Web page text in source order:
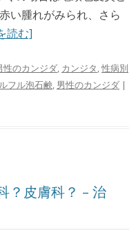
い腫れがみられ、さら
読む]
性のカンジダ, カンジタ,性病別
フル泡石鹸, 男性のカンジダ |
？皮膚科？ – 治